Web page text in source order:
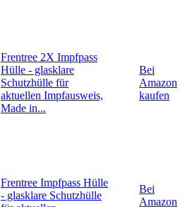
Frentree 2X Impfpass
Hülle - glasklare
Schutzhülle für
aktuellen Impfausweis,
Made in...
Bei
Amazon
kaufen
Frentree Impfpass Hülle
- glasklare Schutzhülle
Bei
Amazon